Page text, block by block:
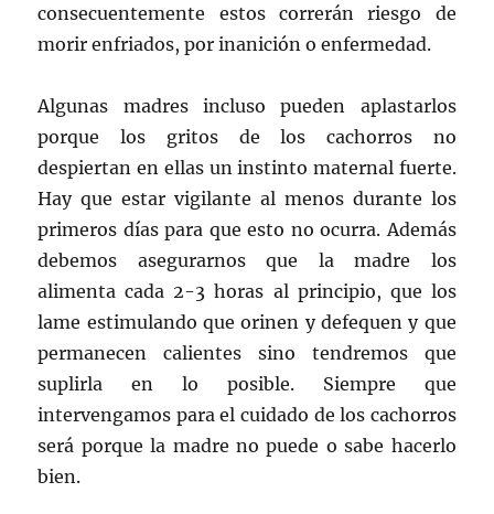
consecuentemente estos correrán riesgo de
morir enfriados, por inanición o enfermedad.
Algunas madres incluso pueden aplastarlos
porque los gritos de los cachorros no
despiertan en ellas un instinto maternal fuerte.
Hay que estar vigilante al menos durante los
primeros días para que esto no ocurra. Además
debemos asegurarnos que la madre los
alimenta cada 2-3 horas al principio, que los
lame estimulando que orinen y defequen y que
permanecen calientes sino tendremos que
suplirla en lo posible. Siempre que
intervengamos para el cuidado de los cachorros
será porque la madre no puede o sabe hacerlo
bien.